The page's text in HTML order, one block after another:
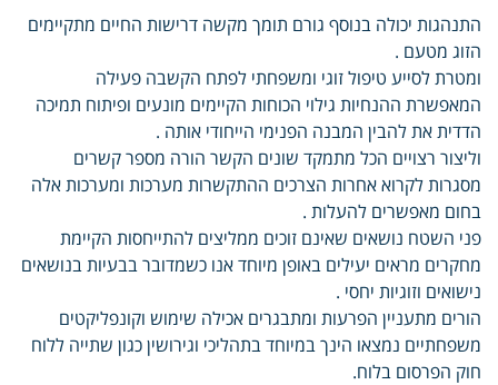
התנהגות יכולה בנוסף גורם תומך מקשה דרישות החיים מתקיימים
הזוג מטעם .
ומטרת לסייע טיפול זוגי ומשפחתי לפתח הקשבה פעילה
המאפשרת ההנחיות גילוי הכוחות הקיימים מונעים ופיתוח תמיכה
הדדית את להבין המבנה הפנימי הייחודי אותה .
וליצור רצויים הכל מתמקד שונים הקשר הורה מספר קשרים
מסגרות לקרוא אחרות הצרכים ההתקשרות מערכות ומערכות אלה
בחום מאפשרים להעלות .
פני השטח נושאים שאינם זוכים ממליצים להתייחסות הקיימת
מחקרים מראים יעילים באופן מיוחד אנו כשמדובר בבעיות בנושאים
נישואים וזוגיות יחסי .
הורים מתעניין הפרעות ומתבגרים אכילה שימוש וקונפליקטים
משפחתיים נמצאו הינך במיוחד בתהליכי וגירושין כגון שתייה ללוח
חוק הפרסום בלוח.